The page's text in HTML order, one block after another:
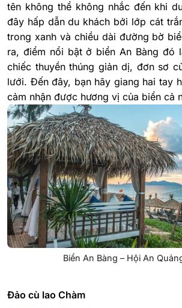
tên không thể không nhắc đến khi
đây hấp dẫn du khách bởi lớp cát
trong xanh và chiều dài đường bờ
ra, điểm nổi bật ở biển An Bàng đó
chiếc thuyền thúng giản dị, đơn sơ
lưới. Đến đây, bạn hãy giang hai tay
cảm nhận được hương vị của biển cả
Biển An Bàng – Hội An
Đảo cù lao Chàm